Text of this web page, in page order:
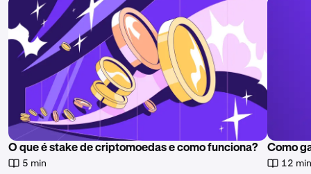
O que é stake de criptomoedas e como funciona?
5 min
Como
12